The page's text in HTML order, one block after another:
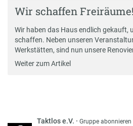
Wir schaffen Freiräume!
Wir haben das Haus endlich gekauft,
schaffen. Neben unseren
Werkstätten, sind nun unsere
Weiter zum Artikel
Taktlos e.V. ·Gruppe abonnieren